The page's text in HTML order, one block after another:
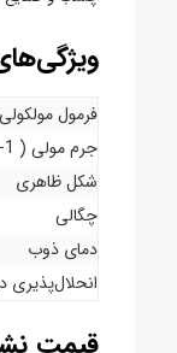
فرمول مولکولی
جرم مولی ( g.mol−1)
شکل ظاهری
چگالی
دمای ذوب
انحلال‌پذیری
قیمت